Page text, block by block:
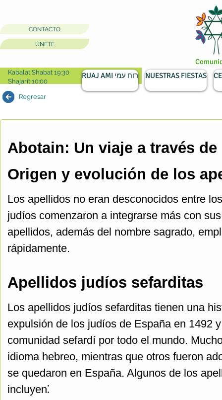
CONTACTO
ÚNETE
Kabalat Shabat 19:30
Shajarit 10:00
Regresar
Abotain: Un viaje a través
Origen y evolución de los
Los apellidos no eran desconocidos entre
judíos comenzaron a integrarse más con
apellidos, además del nombre sagrado,
rápidamente.
Apellidos judíos sefarditas
Los apellidos judíos sefarditas tienen una
expulsión de los judíos de España en 1492
comunidad sefardí por todo el mundo.
idioma hebreo, mientras que otros fueron
se quedaron en España. Algunos de los
incluyen⁚
RUAJ AMI רוח עמי NUESTRAS FIESTAS